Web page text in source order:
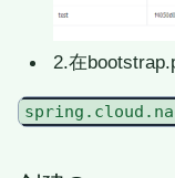
2.在